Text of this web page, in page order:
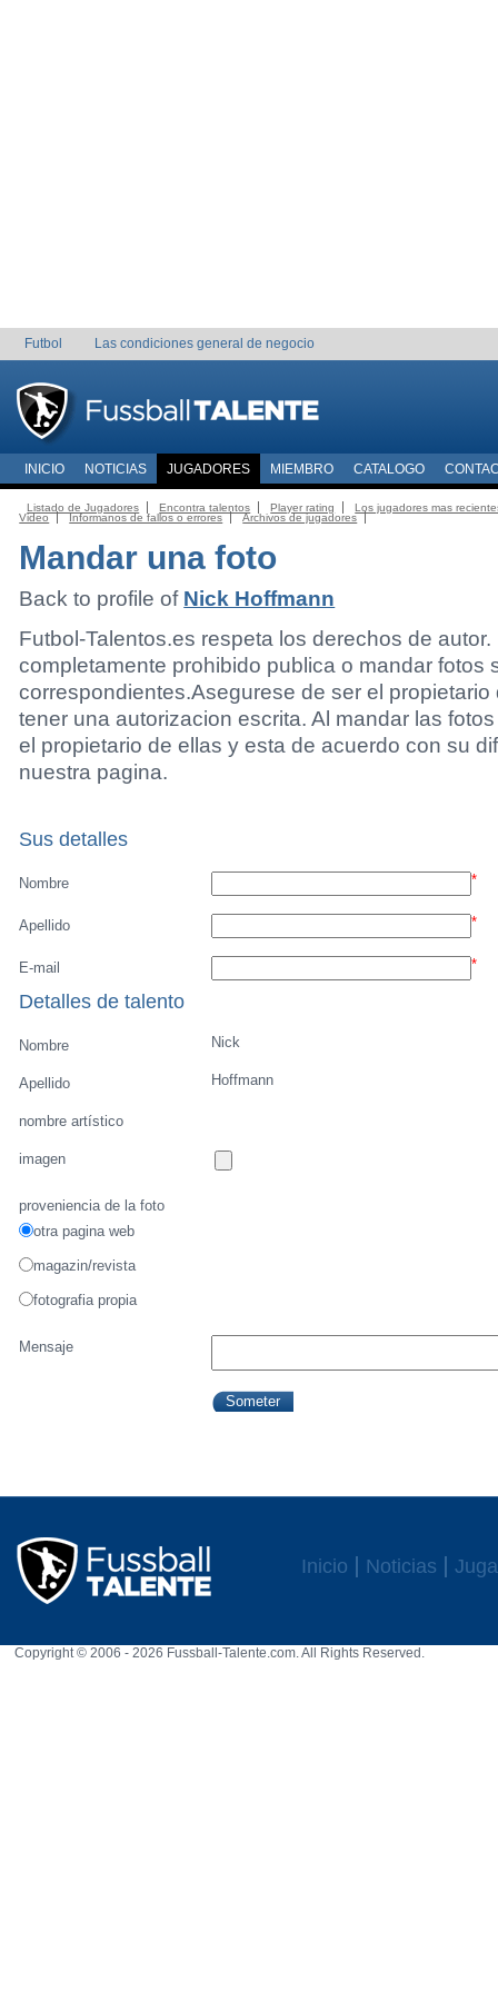
Futbol Las condiciones general de negocio
INICIO NOTICIAS JUGADORES MIEMBRO CATALOGO
Listado de Jugadores Encontra talentos Player rating
Los jugadores mas
Video
Informanos de fallos o errores Archivos de jugadores
Mandar una foto
Back to profile of Nick Hoffmann
Futbol-Talentos.es respeta los derechos de autor.
completamente prohibido publica o mandar fotos
correspondientes.Asegurese de ser el propietario
tener una autorizacion escrita. Al mandar las
el propietario de ellas y esta de acuerdo con su
nuestra pagina.
Sus detalles
Nombre *
Apellido *
E-mail *
Detalles de talento
Nombre Nick
Apellido Hoffmann
nombre artístico
imagen
proveniencia de la foto
otra pagina web
magazin/revista
fotografia propia
Mensaje
Inicio Noticias
Copyright © 2006 - 2026 Fussball-Talente.com. All Rights Reserved.